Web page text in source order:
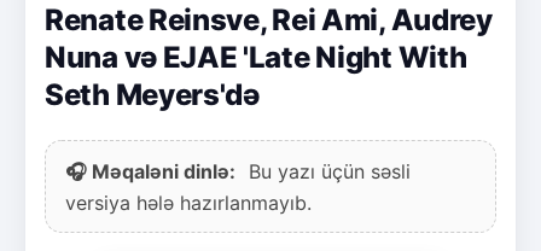
Renate Reinsve, Rei Ami, Audrey
Nuna və EJAE 'Late Night With
Seth Meyers'də
🎧 Məqaləni dinlə:
Bu yazı üçün səsli
versiya hələ hazırlanmayıb.